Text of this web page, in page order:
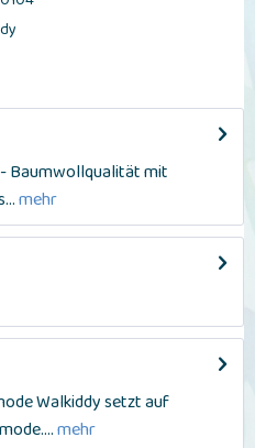
Baumwollqualität mit
mehr
Walkiddy setzt auf
mehr